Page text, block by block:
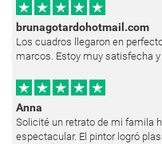
brunagotardohotmail.com
Los cuadros llegaron en
marcos. Estoy muy satisfecha
Anna
Solicité un retrato de mi famila
espectacular. El pintor logró